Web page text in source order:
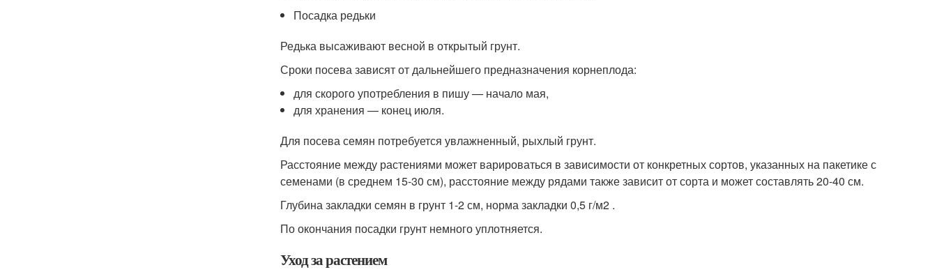
Посадка редьки
Редька высаживают весной в открытый грунт.
Сроки посева зависят от дальнейшего предназначения корнеплода:
для скорого употребления в пишу — начало мая,
для хранения — конец июля.
Для посева семян потребуется увлажненный, рыхлый грунт.
Расстояние между растениями может варироваться в зависимости от конкретных сортов, указанных на пакетике с
семенами (в среднем 15-30 см), расстояние между рядами также зависит от сорта и может составлять 20-40 см.
Глубина закладки семян в грунт 1-2 см, норма закладки 0,5 г/м2 .
По окончания посадки грунт немного уплотняется.
Уход за растением